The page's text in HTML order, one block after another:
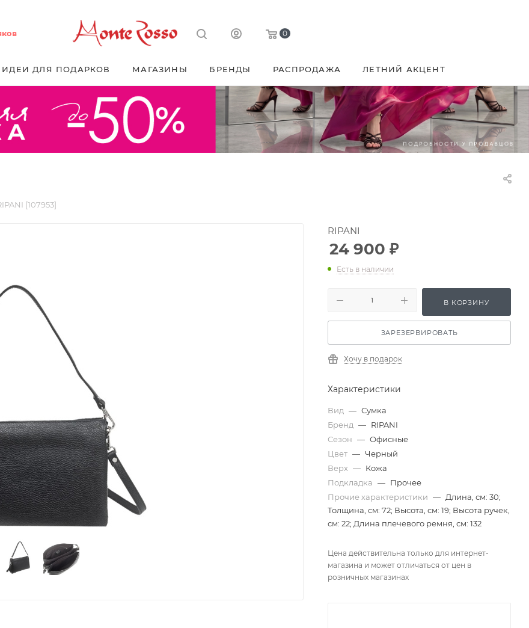
0
ИДЕИ ДЛЯ ПОДАРКОВ МАГАЗИНЫ БРЕНДЫ РАСПРОДАЖА ЛЕТНИЙ АКЦЕНТ
[107953]
RIPANI
24 900 ₽
Есть в наличии
В КОРЗИНУ
ЗАРЕЗЕРВИРОВАТЬ
Хочу в подарок
Характеристики
Вид — Сумка
Бренд — RIPANI
Сезон — Офисные
Цвет — Черный
Верх — Кожа
Подкладка — Прочее
Прочие характеристики — Длина, см: 30;
Толщина, см: 72; Высота, см: 19; Высота ручек,
см: 22; Длина плечевого ремня, см: 132
Цена действительна только для интернет-
магазина и может отличаться от цен в
розничных магазинах